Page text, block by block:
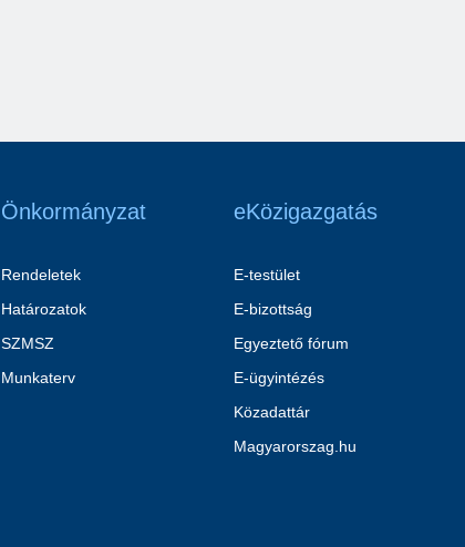
Önkormányzat
Rendeletek
Határozatok
SZMSZ
Munkaterv
eKözigazgatás
E-testület
E-bizottság
Egyeztető fórum
E-ügyintézés
Közadattár
Magyarorszag.hu